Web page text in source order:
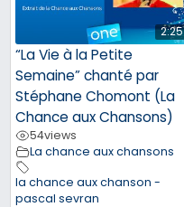
2:25
“La Vie à la Petite
Semaine” chanté par
Stéphane Chomont (La
Chance aux Chansons)
54views
La chance aux chansons
la chance aux chanson -
pascal sevran